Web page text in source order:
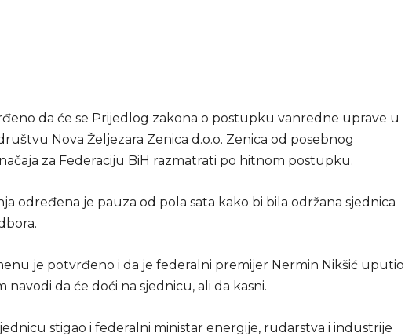
da će se Prijedlog zakona o postupku vanredne uprave u
Nova Željezara Zenica d.o.o. Zenica od posebnog
za Federaciju BiH razmatrati po hitnom postupku.
određena je pauza od pola sata kako bi bila održana sjednica
je potvrđeno i da je federalni premijer Nermin Nikšić uputio
navodi da će doći na sjednicu, ali da kasni.
stigao i federalni ministar energije, rudarstva i industrije